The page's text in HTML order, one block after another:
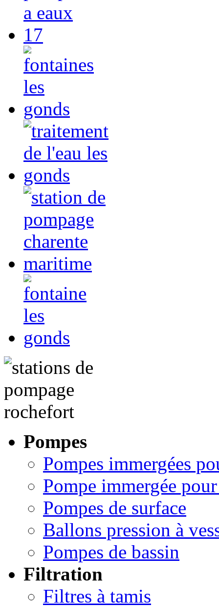
Pompes
Pompes immergées
Pompe immergée
Pompes de surface
Ballons pression à
Pompes de bassin
Filtration
Filtres à tamis